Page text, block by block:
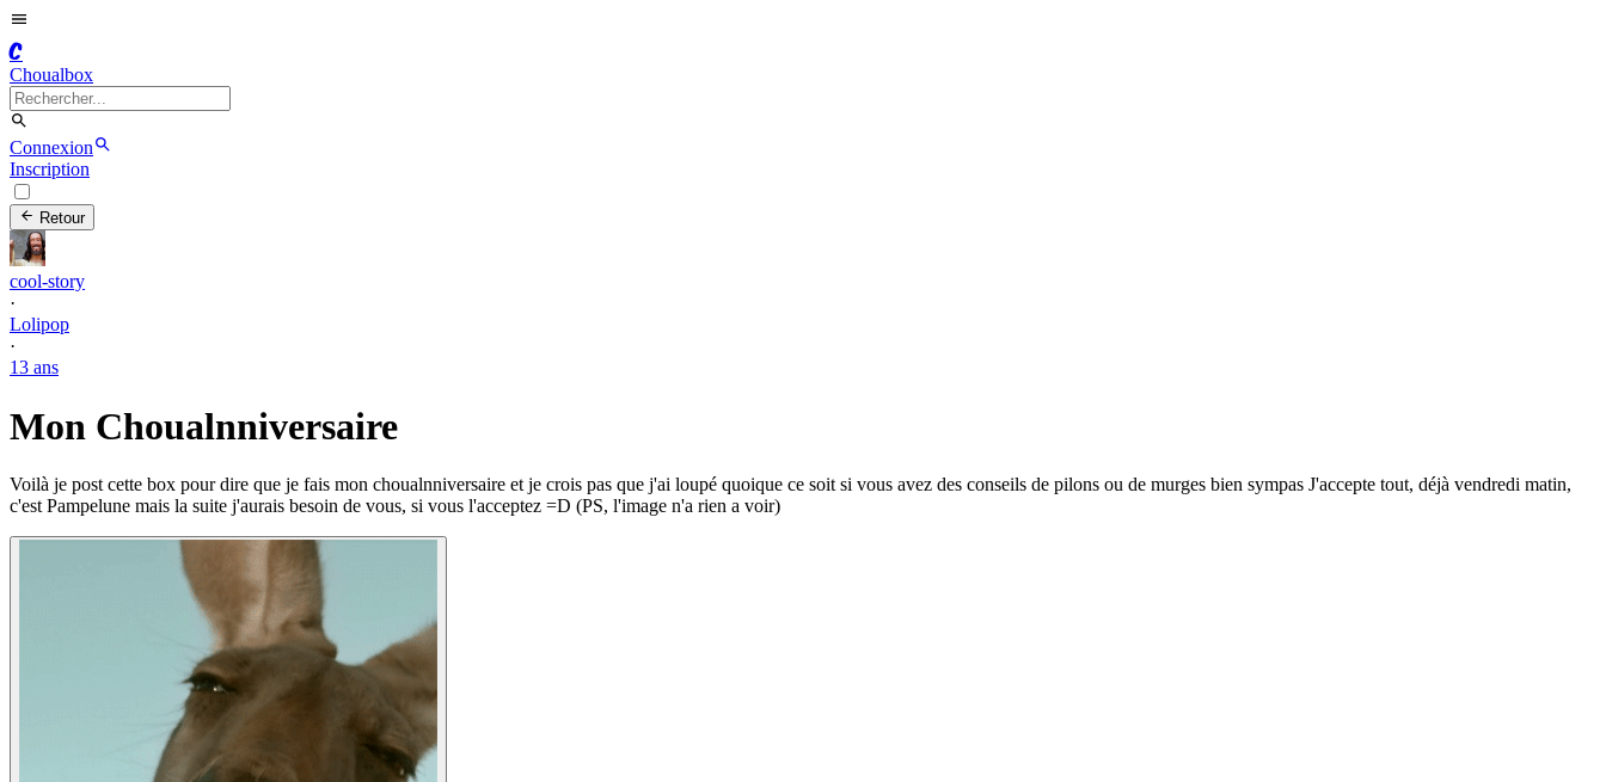
C
Choualbox
Connexion
Inscription
Retour
cool-story
·
Lolipop
·
13 ans
Mon Choualnniversaire
Voilà je post cette box pour dire que je fais mon choualnniversaire et je crois pas que j'ai loupé quoique ce soit si vous avez des conseils de pilons ou de murges bien sympas J'accepte tout, déjà vendredi matin,
c'est Pampelune mais la suite j'aurais besoin de vous, si vous l'acceptez =D (PS, l'image n'a rien a voir)